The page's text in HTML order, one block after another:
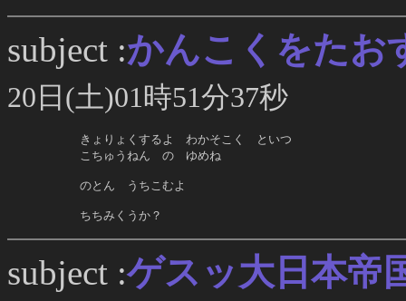
subject :かんこくをたお
20日(土)01時51分37秒
     きょりょくするよ　わかそこく　といつ
     こちゅうねん　の　ゆめね
     のとん　うちこむよ
     ちちみくうか？
subject :ゲスッ大日本帝